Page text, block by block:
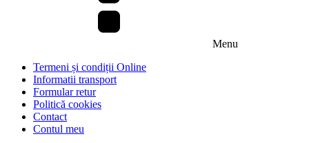
Menu
Termeni și condiții Online
Informatii transport
Formular retur
Politică cookies
Contact
Contul meu